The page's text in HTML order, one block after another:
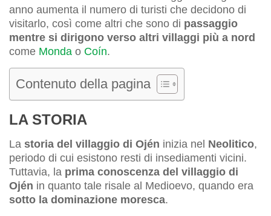
anno aumenta il numero di turisti che decidono di
visitarlo, così come altri che sono di passaggio
mentre si dirigono verso altri villaggi più a nord
come Monda o Coín.
Contenuto della pagina
LA STORIA
La storia del villaggio di Ojén inizia nel Neolitico,
periodo di cui esistono resti di insediamenti vicini.
Tuttavia, la prima conoscenza del villaggio di
Ojén in quanto tale risale al Medioevo, quando era
sotto la dominazione moresca.